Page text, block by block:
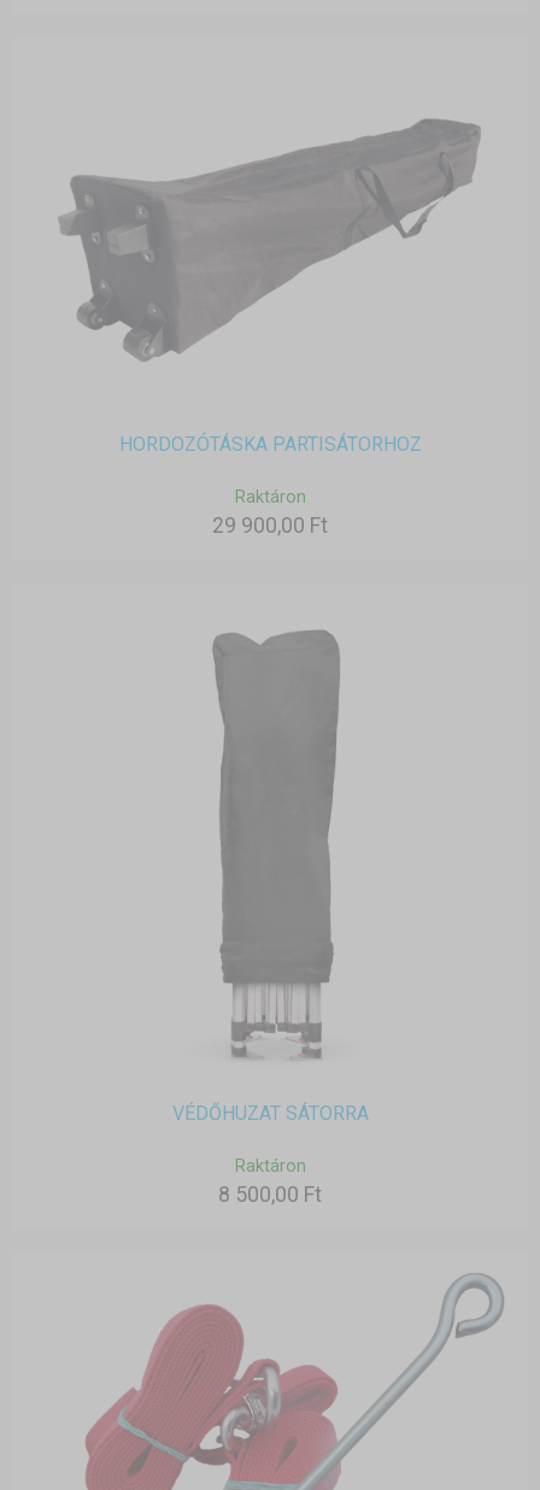
HORDOZÓTÁSKA PARTISÁTORHOZ
Raktáron
29 900,00 Ft
VÉDŐHUZAT SÁTORRA
Raktáron
8 500,00 Ft